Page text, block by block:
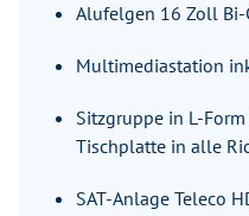
Alufelgen 16 Zoll Bi-
Multimediastation
Sitzgruppe in L-
Tischplatte in alle
SAT-Anlage Teleco